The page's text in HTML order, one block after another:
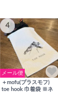
4
メール便
＋mofu(プラスモフ)
toe hook 巾着袋 ※ネ